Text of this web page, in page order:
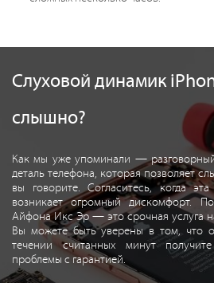
Слуховой динамик
слышно?
Как мы уже упоминали —
деталь телефона, которая позволяет
вы говорите. Согласитесь, когда
возникает огромный дискомфорт.
Айфона Икс Эр — это срочная услуга
Вы можете быть уверены в том, что
течении считанных минут
проблемы с гарантией.